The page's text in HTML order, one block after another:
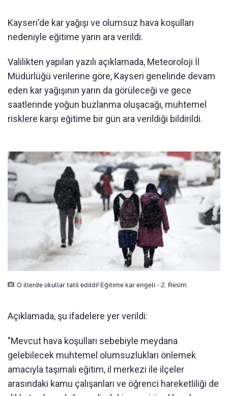
Kayseri'de kar yağışı ve olumsuz hava koşulları
nedeniyle eğitime yarın ara verildi.
Valilikten yapılan yazılı açıklamada, Meteoroloji İl
Müdürlüğü verilerine göre, Kayseri genelinde devam
eden kar yağışının yarın da görüleceği ve gece
saatlerinde yoğun buzlanma oluşacağı, muhtemel
risklere karşı eğitime bir gün ara verildiği bildirildi.
O illerde okullar tatil edildi! Eğitime kar engeli - 2. Resim
Açıklamada, şu ifadelere yer verildi:
​​​​​​​"Mevcut hava koşulları sebebiyle meydana
gelebilecek muhtemel olumsuzlukları önlemek
amacıyla taşımalı eğitim, il merkezi ile ilçeler
arasındaki kamu çalışanları ve öğrenci hareketliliği de